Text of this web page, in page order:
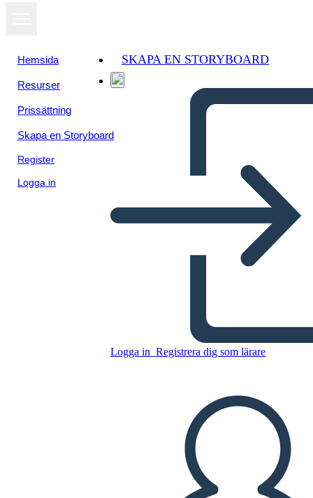
Hemsida
Resurser
Prissättning
Skapa en Storyboard
Register
Logga in
SKAPA EN STORYBOARD
Logga in Registrera dig som lärare
SPELA UPP BILDSPEL
LÄS FÖR MIG